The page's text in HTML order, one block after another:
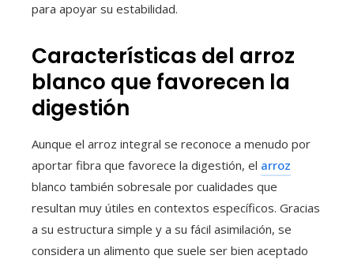
para apoyar su estabilidad.
Características del arroz
blanco que favorecen la
digestión
Aunque el arroz integral se reconoce a menudo por
aportar fibra que favorece la digestión, el arroz
blanco también sobresale por cualidades que
resultan muy útiles en contextos específicos. Gracias
a su estructura simple y a su fácil asimilación, se
considera un alimento que suele ser bien aceptado